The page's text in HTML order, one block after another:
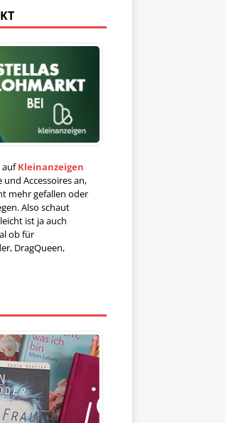
aufKleinanzeigen
und Accessoires an,
mehr gefallen oder
Also schaut
ist ja auch
ob für
DragQueen,